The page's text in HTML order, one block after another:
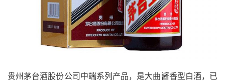
贵州茅台酒股份公司中端系列产品，是大曲酱香型白酒，已